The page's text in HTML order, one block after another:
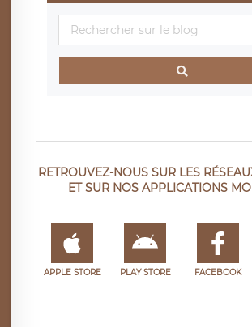
RETROUVEZ-NOUS SUR LES
ET SUR NOS APPLICATIONS
APPLE STORE PLAY STORE FACEBOOK